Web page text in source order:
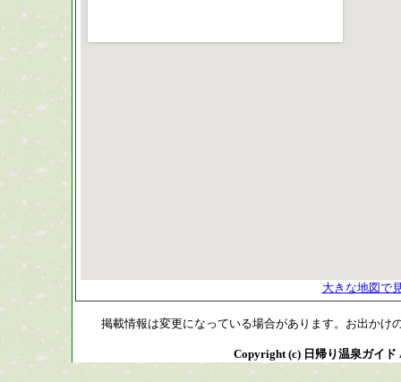
大きな地図で
掲載情報は変更になっている場合があります。お出かけ
Copyright (c) 日帰り温泉ガイド